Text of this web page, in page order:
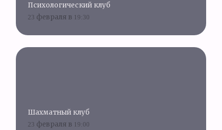
Психологический клуб
23 февраля в 19:30
Шахматный клуб
23 февраля в 19:00